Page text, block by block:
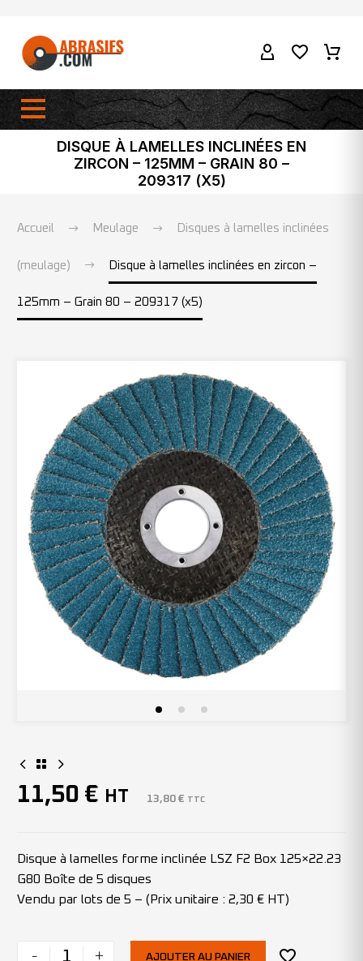
DISQUE À LAMELLES INCLINÉES EN
ZIRCON – 125MM – GRAIN 80 –
209317 (X5)
Accueil Meulage Disques à lamelles inclinées
(meulage) Disque à lamelles inclinées en zircon –
125mm – Grain 80 – 209317 (x5)
11,50 € HT 13,80 € TTC
Disque à lamelles forme inclinée LSZ F2 Box 125×22.23
G80 Boîte de 5 disques
Vendu par lots de 5 – (Prix unitaire : 2,30 € HT)
- + AJOUTER AU PANIER